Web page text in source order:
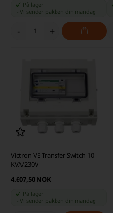
På lager
-Vi sender pakken din mandag
- +
Victron VE Transfer Switch 10
KVA/230V
4.607,50 NOK
På lager
-Vi sender pakken din mandag